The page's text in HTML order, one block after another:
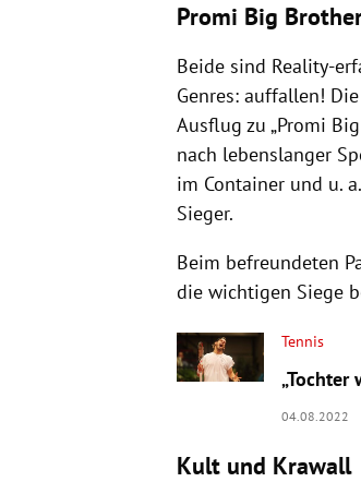
Promi Big
Beide sind Reality-
Genres: auffallen!
Ausflug zu „Promi
nach lebenslanger
im Container und u.
Sieger.
Beim befreundeten
die wichtigen Siege
Tennis
„Tochter
04.08.2022
Kult und Krawall